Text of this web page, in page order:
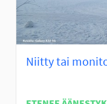
Niitty tai